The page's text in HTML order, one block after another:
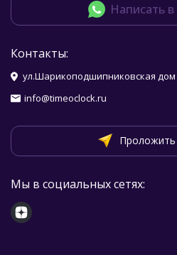
Написать
Контакты:
ул.Шарикоподшипниковская дом
info@timeoclock.ru
Мы в социальных сетях: